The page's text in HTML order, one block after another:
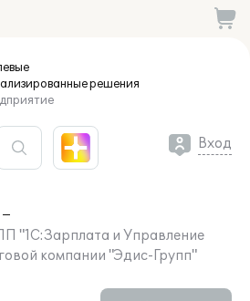
решения
Вход
"1С:Зарплата и Управление
компании "Эдис-Групп"